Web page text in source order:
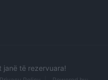
janë të rezervuara!